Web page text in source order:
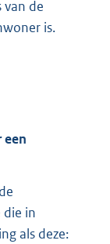
van de
is.
een
die in
als deze: